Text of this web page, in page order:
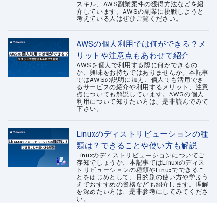
スキル、AWS副業案件の獲得方法などを紹
介しています。AWSの副業に挑戦しようと
考えている人はぜひご覧ください。
AWSの個人利用では何ができる？メ
リットや注意点もあわせて紹介
AWSを個人で利用する際に何ができるの
か、興味をお持ちではありませんか。本記事
ではAWSの説明に加え、個人でも活用でき
るサービスの紹介や利用するメリット、注意
点についても解説しています。AWSの個人
利用について知りたい方は、是非読んでみて
下さい。
Linuxのディストリビューションの種
類は？できることや使い方も解説
Linuxのディストリビューションについてご
存知でしょうか。本記事ではLinuxのディス
トリビューションの種類やLinuxでできるこ
とをはじめとして、目的別の使い方や学ぶう
えでおすすめの資格なども紹介します。理解
を深めたい方は、是非参考にしてみてくださ
い。